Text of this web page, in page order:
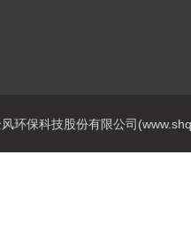
风环保科技股份有限公司